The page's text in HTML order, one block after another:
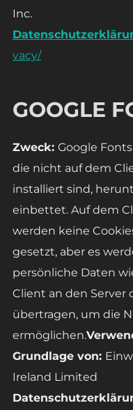
Inc.
vacy/
GOOGLE
Zweck: Google
die nicht auf dem
installiert sind,
einbettet. Auf dem
werden keine
gesetzt, aber es
persönliche Daten
Client an den Server
übertragen, um die
ermöglichen.
Grundlage von:
Ireland Limited